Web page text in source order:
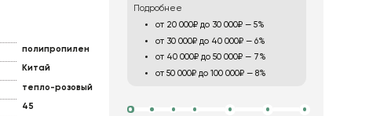
полипропилен
Китай
тепло-розовый
45
Подробнее
от 20 000₽ до 30 000₽ — 5%
от 30 000₽ до 40 000₽ — 6%
от 40 000₽ до 50 000₽ — 7%
от 50 000₽ до 100 000₽ — 8%